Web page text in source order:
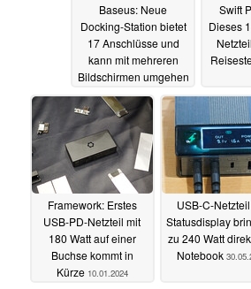
Baseus: Neue
Docking-Station bietet
17 Anschlüsse und
kann mit mehreren
Bildschirmen umgehen
- und ist mit Rabatt
erhältlich 04.07.2024
Swift
Dieses
Framework: Erstes
USB-PD-Netzteil mit
180 Watt auf einer
Buchse kommt in
Kürze 10.01.2024
USB-C-
Statusdisplay
zu 240 Watt
Notebook